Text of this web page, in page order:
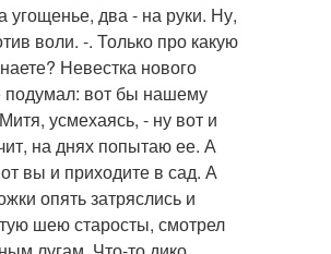
угощенье, два - на руки. Ну,
воли. -. Только про какую
Невестка нового
подумал: вот бы нашему
усмехаясь, - ну вот и
на днях попытаю ее. А
вы и приходите в сад. А
опять затряслись и
шею старосты, смотрел